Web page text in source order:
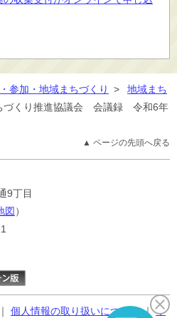
参加・地域まちづくり >
地域まち
づくり推進協議会 会議録 令和6年
▲ ページの先頭へ戻る
9丁目
図 ）
｜ 個人情報の取り扱いについて｜サ